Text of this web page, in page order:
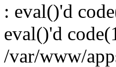
: eval()'d
eval()'d
/var/www/